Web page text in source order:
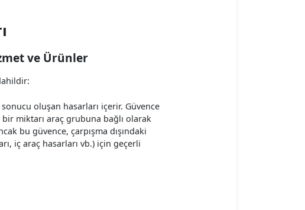
ve Ürünler
oluşan hasarları içerir. Güvence
miktarı araç grubuna bağlı olarak
bu güvence, çarpışma dışındaki
iç araç hasarları vb.) için geçerli